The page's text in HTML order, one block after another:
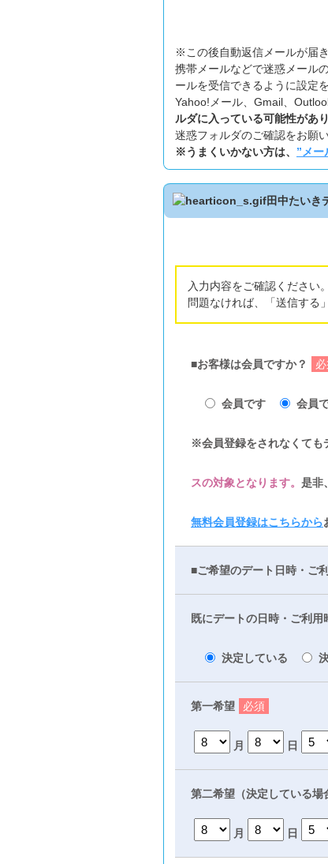
※この後自動返信メールが届き
携帯メールなどで迷惑メール
ールを受信できるように設定
Yahoo!メール、Gmail、
ルダに入っている可能性があり
迷惑フォルダのご確認をお願い
※うまくいかない方は、 ”メー
田中たいき
入力内容をご確認ください。
問題なければ、「送信する
■お客様は会員ですか？
会員です 会員
※会員登録をされなくても
スの対象となります。 是非
無料会員登録はこちらから
■ご希望のデート日時・ご
既にデートの日時・ご利
決定している
第一希望 必須
月 日
第二希望（決定している場
月 日